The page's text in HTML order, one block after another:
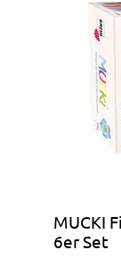
MUCKI
6er Set